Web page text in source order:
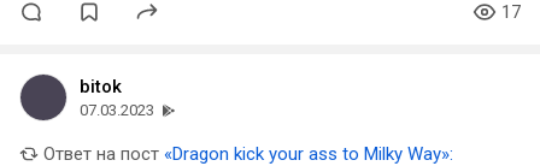
17
bitok
07.03.2023
Ответ на пост «Dragon kick your ass to Milky Way»: